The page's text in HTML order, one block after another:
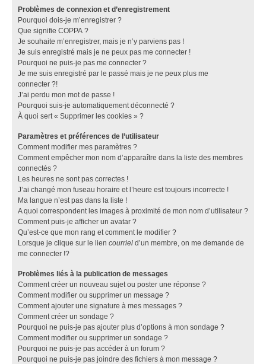
Problèmes de connexion et d’enregistrement
Pourquoi dois-je m’enregistrer ?
Que signifie COPPA ?
Je souhaite m’enregistrer, mais je n’y parviens pas !
Je suis enregistré mais je ne peux pas me connecter !
Pourquoi ne puis-je pas me connecter ?
Je me suis enregistré par le passé mais je ne peux plus me
connecter ?!
J’ai perdu mon mot de passe !
Pourquoi suis-je automatiquement déconnecté ?
À quoi sert « Supprimer les cookies » ?
Paramètres et préférences de l’utilisateur
Comment modifier mes paramètres ?
Comment empêcher mon nom d’apparaître dans la liste des membres
connectés ?
Les heures ne sont pas correctes !
J’ai changé mon fuseau horaire et l’heure est toujours incorrecte !
Ma langue n’est pas dans la liste !
A quoi correspondent les images à proximité de mon nom d’utilisateur ?
Comment puis-je afficher un avatar ?
Qu’est-ce que mon rang et comment le modifier ?
Lorsque je clique sur le lien courriel d’un membre, on me demande de
me connecter !?
Problèmes liés à la publication de messages
Comment créer un nouveau sujet ou poster une réponse ?
Comment modifier ou supprimer un message ?
Comment ajouter une signature à mes messages ?
Comment créer un sondage ?
Pourquoi ne puis-je pas ajouter plus d’options à mon sondage ?
Comment modifier ou supprimer un sondage ?
Pourquoi ne puis-je pas accéder à un forum ?
Pourquoi ne puis-je pas joindre des fichiers à mon message ?